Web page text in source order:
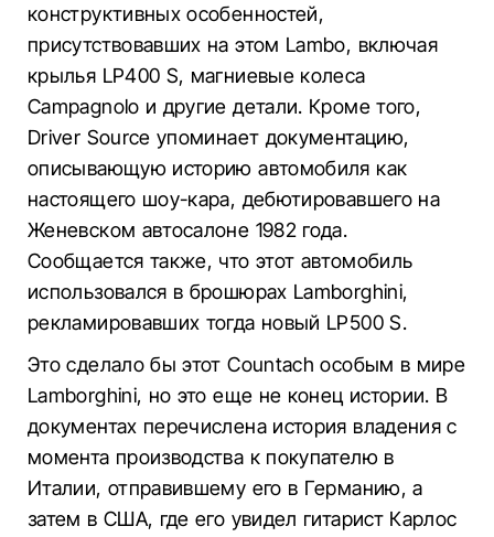
конструктивных особенностей,
присутствовавших на этом Lambo, включая
крылья LP400 S, магниевые колеса
Campagnolo и другие детали. Кроме того,
Driver Source упоминает документацию,
описывающую историю автомобиля как
настоящего шоу-кара, дебютировавшего на
Женевском автосалоне 1982 года.
Сообщается также, что этот автомобиль
использовался в брошюрах Lamborghini,
рекламировавших тогда новый LP500 S.
Это сделало бы этот Countach особым в мире
Lamborghini, но это еще не конец истории. В
документах перечислена история владения с
момента производства к покупателю в
Италии, отправившему его в Германию, а
затем в США, где его увидел гитарист Карлос